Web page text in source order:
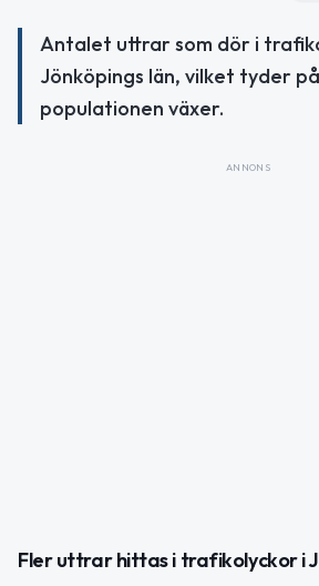
Antalet uttrar som dör i
Jönköpings län, vilket tyder
populationen växer.
ANNONS
Fler uttrar hittas i trafikolyckor i